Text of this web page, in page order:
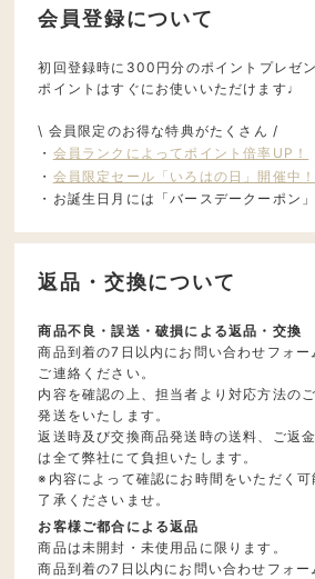
会員登録について
初回登録時に300円分のポイントプレゼン
ポイントはすぐにお使いいただけます♩
\ 会員限定のお得な特典がたくさん /
・ 会員ランクによってポイント倍率UP！
・ 会員限定セール「いろはの日」開催中！
・お誕生日月には「バースデークーポン
返品・交換について
商品不良・誤送・破損による返品・交換
商品到着の7日以内にお問い合わせフォー
ご連絡ください。
内容を確認の上、担当者より対応方法の
発送をいたします。
返送時及び交換商品発送時の送料、ご返
は全て弊社にて負担いたします。
※内容によって確認にお時間をいただく
了承くださいませ。
お客様ご都合による返品
商品は未開封・未使用品に限ります。
商品到着の7日以内にお問い合わせフォー